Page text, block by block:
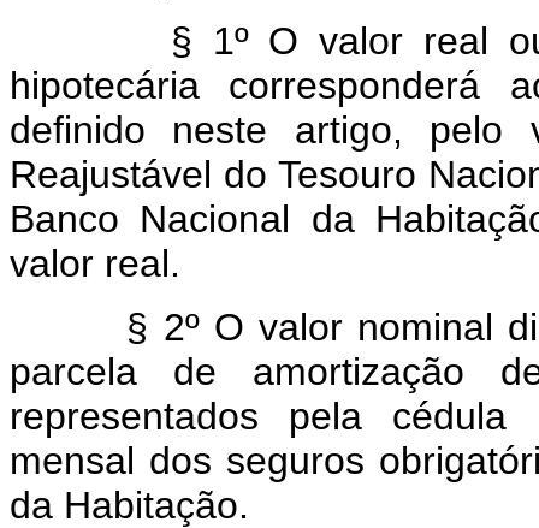
§ 1º O valor real ou
hipotecária
definido neste artigo, pelo
Reajustável do Tesouro
Banco Nacional da
valor real.
§ 2º O valor nominal
parcela de amortização
representados pela
mensal dos seguros
da Habitação.